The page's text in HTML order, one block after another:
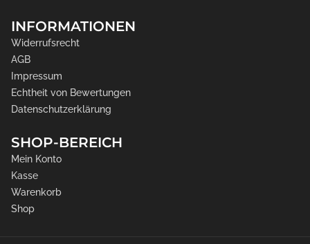
INFORMATIONEN
Widerrufsrecht
AGB
Impressum
Echtheit von Bewertungen
Datenschutzerklärung
SHOP-BEREICH
Mein Konto
Kasse
Warenkorb
Shop